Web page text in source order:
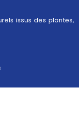
issus des plantes,